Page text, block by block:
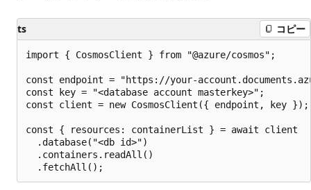
ts コピー
import { CosmosClient } from "@azure/cosmos";
const endpoint = "https://your-
const key = "<database account masterkey>";
const client = new CosmosClient({ endpoint, key });
const { resources: containerList } = await client
  .database("<db id>")
  .containers.readAll()